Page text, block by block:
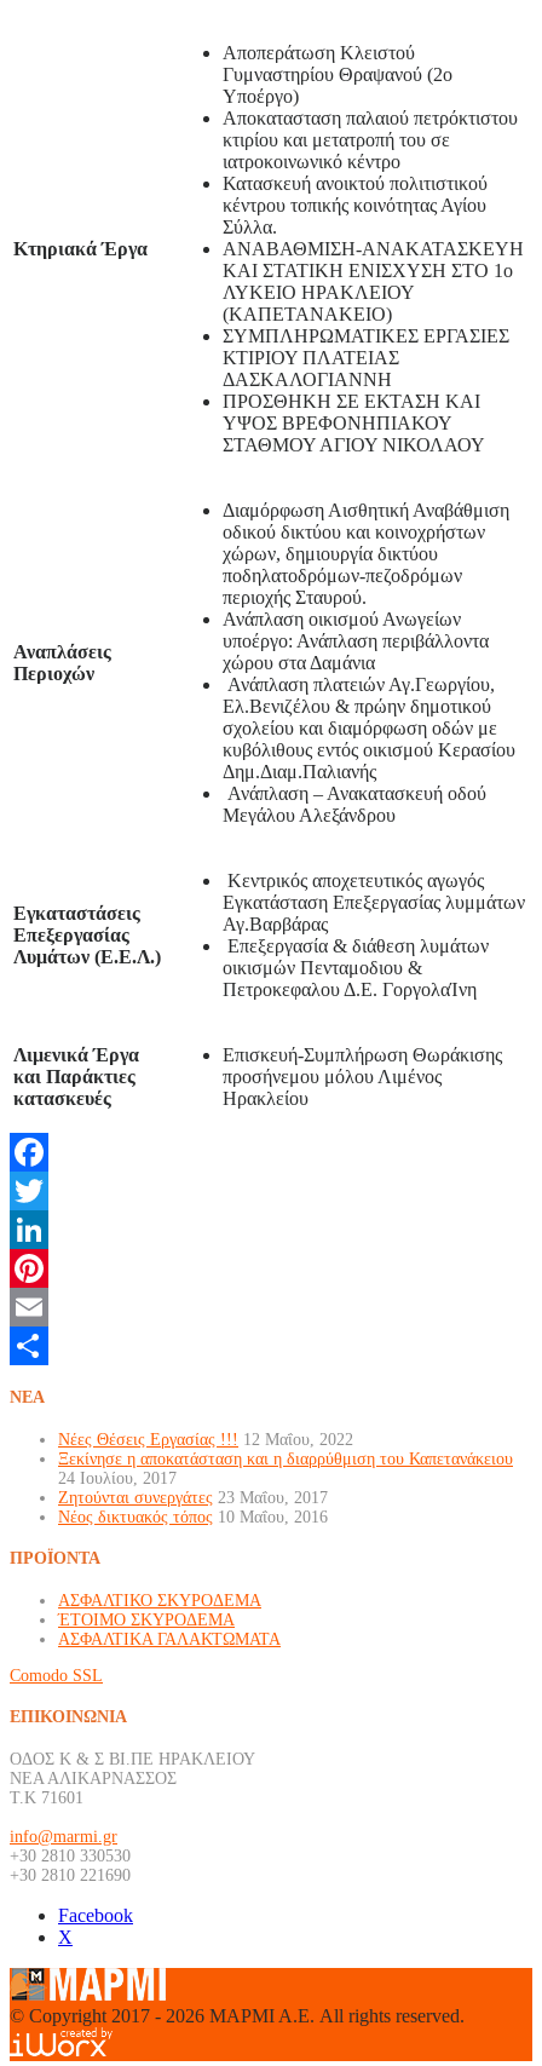
Κτηριακά Έργα
Αποπεράτωση Κλειστού
Γυμναστηρίου Θραψανού (2ο
Υποέργο)
Αποκατασταση παλαιού πετρόκτιστου
κτιρίου και μετατροπή του σε
ιατροκοινωνικό κέντρο
Κατασκευή ανοικτού πολιτιστικού
κέντρου τοπικής κοινότητας Αγίου
Σύλλα.
ΑΝΑΒΑΘΜΙΣΗ-ΑΝΑΚΑΤΑΣΚΕΥΗ
ΚΑΙ ΣΤΑΤΙΚΗ ΕΝΙΣΧΥΣΗ ΣΤΟ 1ο
ΛΥΚΕΙΟ ΗΡΑΚΛΕΙΟΥ
(ΚΑΠΕΤΑΝΑΚΕΙΟ)
ΣΥΜΠΛΗΡΩΜΑΤΙΚΕΣ ΕΡΓΑΣΙΕΣ
ΚΤΙΡΙΟΥ ΠΛΑΤΕΙΑΣ
ΔΑΣΚΑΛΟΓΙΑΝΝΗ
ΠΡΟΣΘΗΚΗ ΣΕ ΕΚΤΑΣΗ ΚΑΙ
ΥΨΟΣ ΒΡΕΦΟΝΗΠΙΑΚΟΥ
ΣΤΑΘΜΟΥ ΑΓΙΟΥ ΝΙΚΟΛΑΟΥ
Αναπλάσεις
Περιοχών
Διαμόρφωση Αισθητική Αναβάθμιση
οδικού δικτύου και κοινοχρήστων
χώρων, δημιουργία δικτύου
ποδηλατοδρόμων-πεζοδρόμων
περιοχής Σταυρού.
Ανάπλαση οικισμού Ανωγείων
υποέργο: Ανάπλαση περιβάλλοντα
χώρου στα Δαμάνια
Ανάπλαση πλατειών Αγ.Γεωργίου,
Ελ.Βενιζέλου & πρώην δημοτικού
σχολείου και διαμόρφωση οδών με
κυβόλιθους εντός οικισμού Κερασίου
Δημ.Διαμ.Παλιανής
Ανάπλαση – Ανακατασκευή οδού
Μεγάλου Αλεξάνδρου
Εγκαταστάσεις
Επεξεργασίας
Λυμάτων (Ε.Ε.Λ.)
Κεντρικός αποχετευτικός αγωγός
Εγκατάσταση Επεξεργασίας λυμμάτων
Αγ.Βαρβάρας
Επεξεργασία & διάθεση λυμάτων
οικισμών Πενταμοδιου &
Πετροκεφαλου Δ.Ε. ΓοργολαΊνη
Λιμενικά Έργα
και Παράκτιες
κατασκευές
Επισκευή-Συμπλήρωση Θωράκισης
προσήνεμου μόλου Λιμένος
Ηρακλείου
Facebook
Twitter
LinkedIn
Pinterest
Email
NEA
Νέες Θέσεις Εργασίας !!! 12 Μαΐου, 2022
Ξεκίνησε η αποκατάσταση και η διαρρύθμιση του Καπετανάκειου
24 Ιουλίου, 2017
Ζητούνται συνεργάτες 23 Μαΐου, 2017
Νέος δικτυακός τόπος 10 Μαΐου, 2016
ΠΡΟΪΟΝΤΑ
ΑΣΦΑΛΤΙΚΟ ΣΚΥΡΟΔΕΜΑ
ΈΤΟΙΜΟ ΣΚΥΡΟΔΕΜΑ
ΑΣΦΑΛΤΙΚΑ ΓΑΛΑΚΤΩΜΑΤΑ
Comodo SSL
ΕΠΙΚΟΙΝΩΝΙΑ
ΟΔΟΣ Κ & Σ ΒΙ.ΠΕ ΗΡΑΚΛΕΙΟΥ
ΝΕΑ ΑΛΙΚΑΡΝΑΣΣΟΣ
Τ.Κ 71601
info@marmi.gr
+30 2810 330530
+30 2810 221690
Facebook
Χ
© Copyright 2017 - 2026 ΜΑΡΜΙ Α.Ε. All rights reserved.